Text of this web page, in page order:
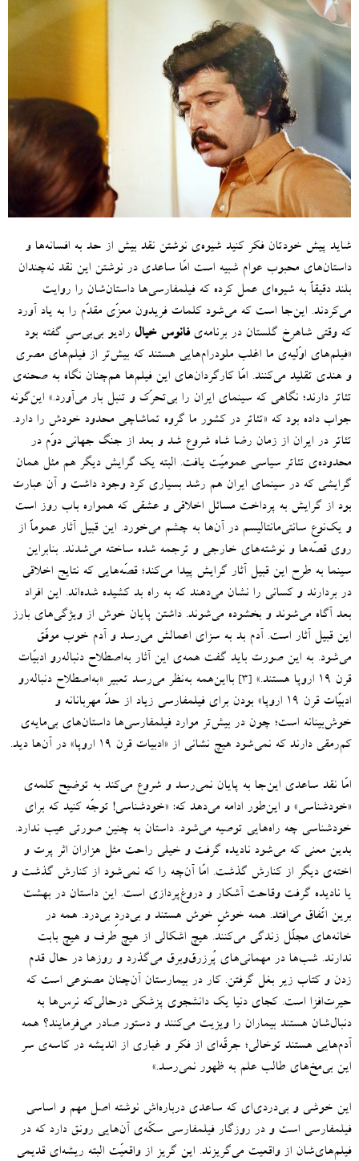
شاید پیش خودتان فکر کنید شیوه‌ی نوشتن نقد بیش از حد به افسانه‌ها و
داستان‌های محبوب عوام شبیه است امّا ساعدی در نوشتن این نقد نه‌چندان
بلند دقیقاً به شیوه‌ای عمل کرده که فیلمفارسی‌ها داستان‌شان را روایت
می‌کردند. این‌جا است که می‌شود کلماتفریدون معزّی مقدّم را به یاد آورد
که وقتی شاهرخ گلستان در برنامه‌یفانوس خیال رادیو بی‌بی‌سیِ گفته بود
«فیلم‌های اوّلیه‌ی ما اغلب ملودرام‌هایی هستند که بیش‌تر از فیلم‌های مصری
و هندی تقلید می‌کنند. امّا کارگردان‌های این فیلم‌ها هم‌چنان نگاه به صحنه‌ی
تئاتر دارند؛ نگاهی که سینمای ایران را بی‌تحرّک و تنبل بار می‌آورد.» این‌گونه
جواب داده بود که «تئاتر در کشور ما گروه تماشاچی محدود خودش را دارد.
تئاتر در ایران از زمان رضا شاه شروع شد و بعد از جنگ جهانی دوّم در
محدوده‌ی تئاتر سیاسی عمومیّت یافت. البته یک گرایش دیگر هم مثل همان
گرایشی که در سینمای ایران هم رشد بسیاری کرد وجود داشت و آن عبارت
بود از گرایش به پرداخت مسائل اخلاقی و عشقی که همواره باب روز است
و یک‌نوع سانتی‌مانتالیسم در آن‌ها به چشم می‌خورد. این قبیل آثار عموماً از
روی قصّه‌ها و نوشته‌های خارجی و ترجمه شده ساخته می‌شدند. بنابراین
سینما به طرح این قبیل آثار گرایش پیدا می‌کند؛ قصّه‌هایی که نتایج اخلاقی
در بردارند و کسانی را نشان می‌دهند که به راه بد کشیده شده‌اند. این افراد
بعد آگاه می‌شوند و بخشوده می‌شوند.داشتن پایان خوش از ویژگی‌های بارز
این قبیل آثار است. آدم بد به سزای اعمالش می‌رسد و آدم خوب موفّق
می‌شود. به این صورت باید گفت همه‌ی این آثار به‌اصطلاح دنباله‌رو ادبیّات
قرن ۱۹ اروپا هستند
.»
[۳] بااین‌همه به‌نظر می‌رسد تعبیر «به‌اصطلاحدنباله‌رو
ادبیّات قرن ۱۹ اروپا
» بودن برای فیلمفارسی زیاد از حدّ مهربانانه و
خوش‌بینانه است؛ چون در بیش‌تر موارد فیلمفارسی‌ها داستان‌های بی‌مایه‌ی
کم‌رمقی دارند که نمی‌شود هیچ نشانی از «ادبیات قرن ۱۹ اروپا »در آن‌ها دید.
امّا نقد ساعدی این‌جا به پایان نمی‌رسد و شروع می‌کند به توضیح کلمه‌ی
«خودشناسی»و این‌طور ادامه می‌دهد که: «خودشناسی! توجّه کنید که برای
خودشناسی چه راه‌هایی توصیه می‌شود.داستان به چنین صورتی عیب ندارد.
بدین معنی که می‌شود نادیده گرفت و خیلی راحت مثل هزاران اثر پرت و
اخته‌ی دیگر از کنارش گذشت. امّا آن‌چه را که نمی‌شود از کنارش گذشت و
یا نادیده گرفت وقاحت آشکار و دروغ‌پردازی است. این داستان در بهشت
برین اتّفاق می‌افتد. همه خوشِ خوش هستند و بی‌دردِ بی‌درد. همه در
خانه‌های مجلّل زندگی می‌کنند. هیچ اشکالی از هیچ طرف و هیچ بابت
ندارند. شب‌ها در مهمانی‌های پُرزرق‌وبرق می‌گذرد و روزها در حال قدم
زدن و کتاب زیر بغل گرفتن. کار در بیمارستان آن‌چنان مصنوعی است که
حیرت‌افزا است. کجای دنیا یک دانشجوی پزشکی درحالی‌که نرس‌ها به
دنبال‌شان هستند بیماران را ویزیت می‌کنند و دستور صادر می‌فرمایند؟ همه
آدم‌هایی هستند توخالی؛ جرقّه‌ای از فکر و غباری از اندیشه در کاسه‌ی سر
این بی‌مخ‌های طالب علم به ظهور نمی‌رسد.»
این خوشی و بی‌دردی‌ای که ساعدی درباره‌اش نوشته اصل مهم و اساسی
فیلمفارسی است و در روزگار فیلمفارسی سکّه‌ی آن‌هایی رونق دارد که در
فیلم‌های‌شان از واقعیت می‌گریزند. این گریز از واقعیّت البته ریشه‌ای قدیمی